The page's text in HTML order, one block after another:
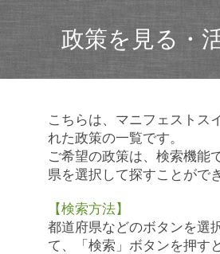
政策を見る・
こちらは、マニフェストス
れた政策の一覧です。
ご希望の政策は、検索機能
県を選択して探すことがで
【検索方法】
都道府県などのボタンを選
て、「検索」ボタンを押す